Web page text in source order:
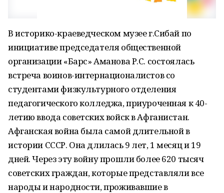
В историко-краеведческом музее г.Сибай по
инициативе председателя общественной
организации «Барс» Аманова Р.С. состоялась
встреча воинов-интернационалистов со
студентами физкультурного отделения
педагогического колледжа, приуроченная к 40-
летию ввода советских войск в Афганистан.
Афганская война была самой длительной в
истории СССР. Она длилась 9 лет, 1 месяц и 19
дней. Через эту войну прошли более 620 тысяч
советских граждан, которые представляли все
народы и народности, проживавшие в